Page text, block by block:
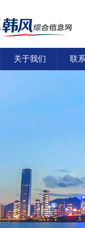
关于我们 联